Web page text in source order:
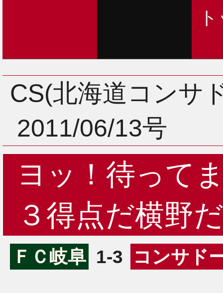
CS(北海道コンサ
2011/06/13号
ヨッ！待って
３得点だ横野だ
ＦＣ岐阜 1-3 コンサド